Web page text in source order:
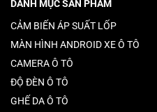
DANH MỤC SẢN PHẨM
CẢM BIẾN ÁP SUẤT LỐP
MÀN HÌNH ANDROID XE Ô TÔ
CAMERA Ô TÔ
ĐỘ ĐÈN Ô TÔ
GHẾ DA Ô TÔ